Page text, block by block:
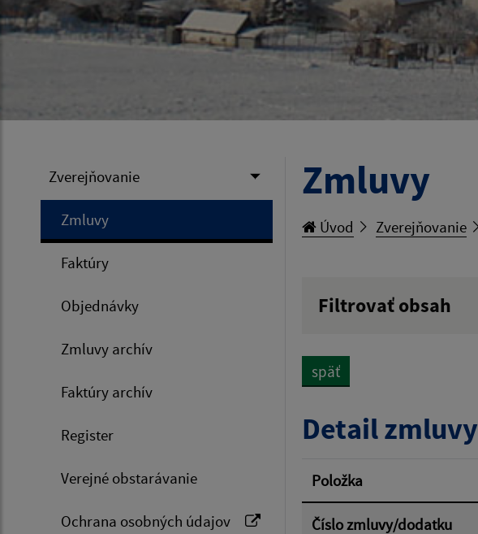
Zverejňovanie
Zmluvy
Faktúry
Objednávky
Zmluvy archív
Faktúry archív
Register
Verejné obstarávanie
Ochrana osobných údajov
Zmluvy
Úvod Zverejňovanie
Filtrovať obsah
Suma od:
späť
Detail zmluvy
Položka
Číslo zmluvy/dodatku